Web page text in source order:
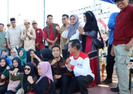
Program
Gema